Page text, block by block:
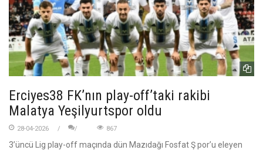
Erciyes38 FK’nın play-off’taki rakibi
Malatya Yeşilyurtspor oldu
28-04-2026 867
3’üncü Lig play-off maçında dün Mazıdağı Fosfat Ş por’u eleyen